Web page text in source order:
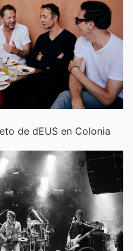
de dEUS en Colonia